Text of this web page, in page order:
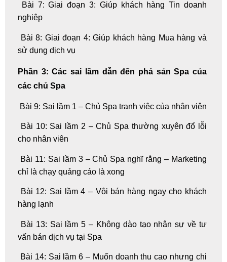
Bài 7: Giai đoạn 3: Giúp khách hàng Tin doanh
nghiệp
Bài 8: Giai đoạn 4: Giúp khách hàng Mua hàng và
sử dụng dịch vụ
Phần 3: Các sai lầm dẫn đến phá sản Spa của
các chủ Spa
Bài 9: Sai lầm 1 – Chủ Spa tranh việc của nhân viên
Bài 10: Sai lầm 2 – Chủ Spa thường xuyên đổ lỗi
cho nhân viên
Bài 11: Sai lầm 3 – Chủ Spa nghĩ rằng – Marketing
chỉ là chạy quảng cáo là xong
Bài 12: Sai lầm 4 – Vội bán hàng ngay cho khách
hàng lạnh
Bài 13: Sai lầm 5 – Không dào tạo nhân sự về tư
vấn bán dịch vụ tại Spa
Bài 14: Sai lầm 6 – Muốn doanh thu cao nhưng chi